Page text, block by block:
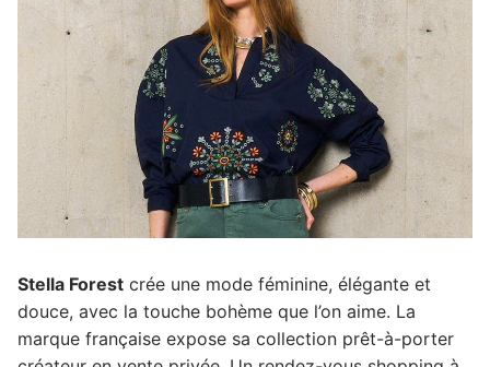
Stella Forest crée une mode féminine, élégante et
douce, avec la touche bohème que l’on aime. La
marque française expose sa collection prêt-à-porter